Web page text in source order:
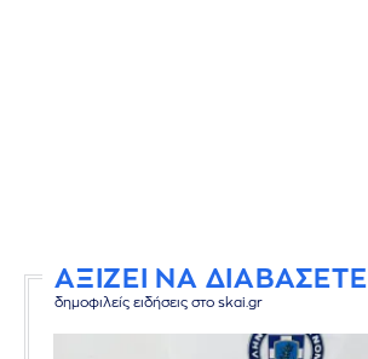
ΑΞΙΖΕΙ ΝΑ ΔΙΑΒΑΣΕΤΕ
δημοφιλείς ειδήσεις στο skai.gr